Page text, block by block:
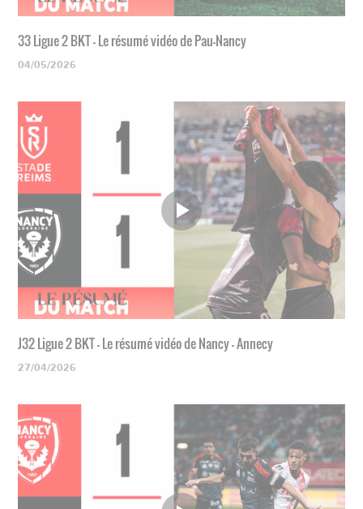
33 Ligue 2 BKT - Le résumé vidéo de Pau-Nancy
04/05/2026
J32 Ligue 2 BKT - Le résumé vidéo de Nancy - Annecy
27/04/2026